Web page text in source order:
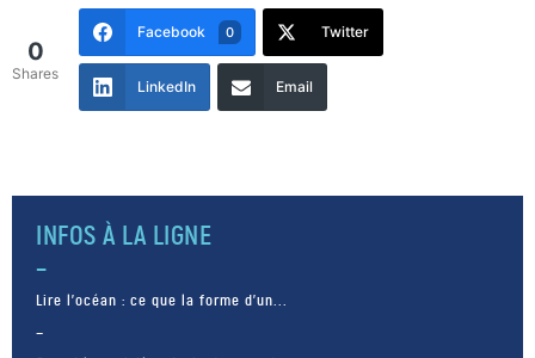
0
Shares
Facebook 0 Twitter
LinkedIn Email
INFOS À LA LIGNE
Lire l’océan : ce que la forme d’un...